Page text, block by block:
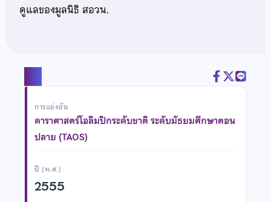
ดูแลของมูลนิธิ สอวน.
การแข่งขัน
ดาราศาสตร์โอลิมปิกระดับชาติ ระดับมัธยมศึกษาตอน
ปลาย (TAOS)
ปี (พ.ศ.)
2555